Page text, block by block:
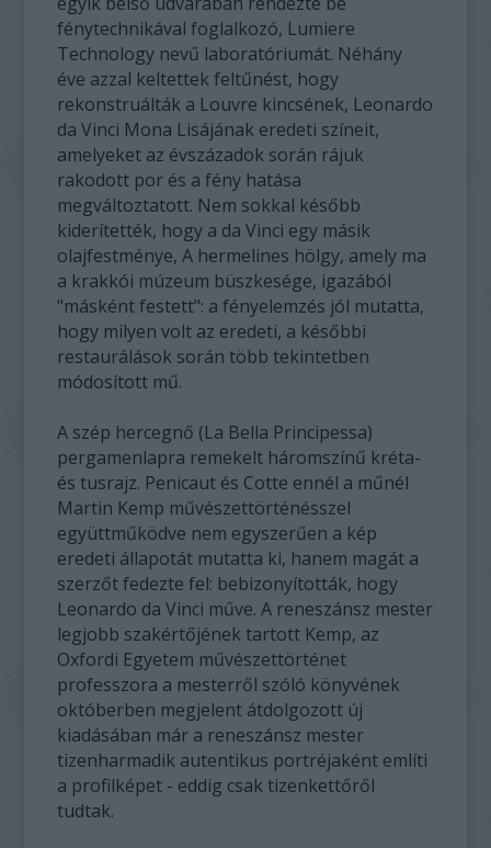
fénytechnikával foglalkozó, Lumiere
Technology nevű laboratóriumát. Néhány
éve azzal keltettek feltűnést, hogy
rekonstruálták a Louvre kincsének, Leonardo
da Vinci Mona Lisájának eredeti színeit,
amelyeket az évszázadok során rájuk
rakodott por és a fény hatása
megváltoztatott. Nem sokkal később
kiderítették, hogy a da Vinci egy másik
olajfestménye, A hermelines hölgy, amely ma
a krakkói múzeum büszkesége, igazából
"másként festett": a fényelemzés jól mutatta,
hogy milyen volt az eredeti, a későbbi
restaurálások során több tekintetben
módosított mű.
A szép hercegnő (La Bella Principessa)
pergamenlapra remekelt háromszínű kréta-
és tusrajz. Penicaut és Cotte ennél a műnél
Martin Kemp művészettörténésszel
együttműködve nem egyszerűen a kép
eredeti állapotát mutatta ki, hanem magát a
szerzőt fedezte fel: bebizonyították, hogy
Leonardo da Vinci műve. A reneszánsz mester
legjobb szakértőjének tartott Kemp, az
Oxfordi Egyetem művészettörténet
professzora a mesterről szóló könyvének
októberben megjelent átdolgozott új
kiadásában már a reneszánsz mester
tizenharmadik autentikus portréjaként említi
a profilképet - eddig csak tizenkettőről
tudtak.